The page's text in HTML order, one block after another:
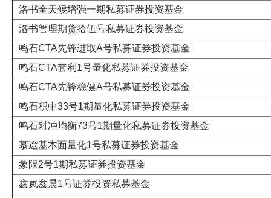
洛书全天候增强一期私募证券投资基金
洛书管理期货拾伍号私募证券投资基金
鸣石CTA先锋进取A号私募证券投资基金
鸣石CTA套利1号量化私募证券投资基金
鸣石CTA先锋稳健A号私募证券投资基金
鸣石积中33号1期量化私募证券投资基金
鸣石对冲均衡73号1期量化私募证券投资基金
慕途基本面量化1号私募证券投资基金
象限2号1期私募证券投资基金
鑫岚鑫晨1号证券投资私募基金